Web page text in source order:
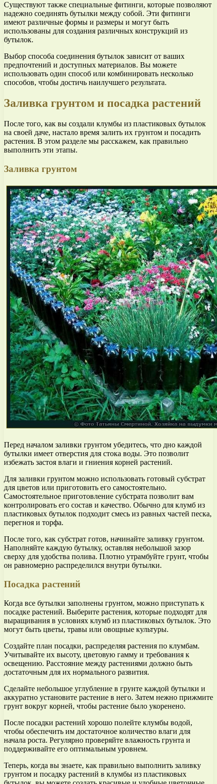
Существуют также специальные фитинги, которые позволяют
надежно соединять бутылки между собой. Эти фитинги
имеют различные формы и размеры и могут быть
использованы для создания различных конструкций из
бутылок.
Выбор способа соединения бутылок зависит от ваших
предпочтений и доступных материалов. Вы можете
использовать один способ или комбинировать несколько
способов, чтобы достичь наилучшего результата.
Заливка грунтом и посадка растений
После того, как вы создали клумбы из пластиковых бутылок
на своей даче, настало время залить их грунтом и посадить
растения. В этом разделе мы расскажем, как правильно
выполнить эти этапы.
Заливка грунтом
Перед началом заливки грунтом убедитесь, что дно каждой
бутылки имеет отверстия для стока воды. Это позволит
избежать застоя влаги и гниения корней растений.
Для заливки грунтом можно использовать готовый субстрат
для цветов или приготовить его самостоятельно.
Самостоятельное приготовление субстрата позволит вам
контролировать его состав и качество. Обычно для клумб из
пластиковых бутылок подходит смесь из равных частей песка,
перегноя и торфа.
После того, как субстрат готов, начинайте заливку грунтом.
Наполняйте каждую бутылку, оставляя небольшой зазор
сверху для удобства полива. Плотно утрамбуйте грунт, чтобы
он равномерно распределился внутри бутылки.
Посадка растений
Когда все бутылки заполнены грунтом, можно приступать к
посадке растений. Выберите растения, которые подходят для
выращивания в условиях клумб из пластиковых бутылок. Это
могут быть цветы, травы или овощные культуры.
Создайте план посадки, распределяя растения по клумбам.
Учитывайте их высоту, цветовую гамму и требования к
освещению. Расстояние между растениями должно быть
достаточным для их нормального развития.
Сделайте небольшое углубление в грунте каждой бутылки и
аккуратно установите растение в него. Затем нежно прижмите
грунт вокруг корней, чтобы растение было укоренено.
После посадки растений хорошо полейте клумбы водой,
чтобы обеспечить им достаточное количество влаги для
начала роста. Регулярно проверяйте влажность грунта и
поддерживайте его оптимальным уровнем.
Теперь, когда вы знаете, как правильно выполнить заливку
грунтом и посадку растений в клумбы из пластиковых